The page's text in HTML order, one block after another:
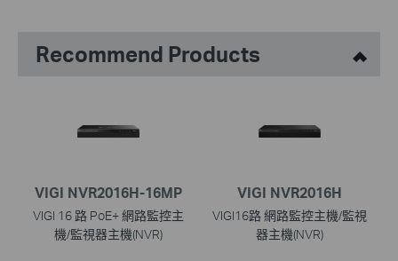
Recommend Products
VIGI NVR2016H-16MP
VIGI 16 路 PoE+ 網路監控主
機/監視器主機(NVR)
VIGI NVR2016H
VIGI16路 網路監控主機/監視
器主機(NVR)